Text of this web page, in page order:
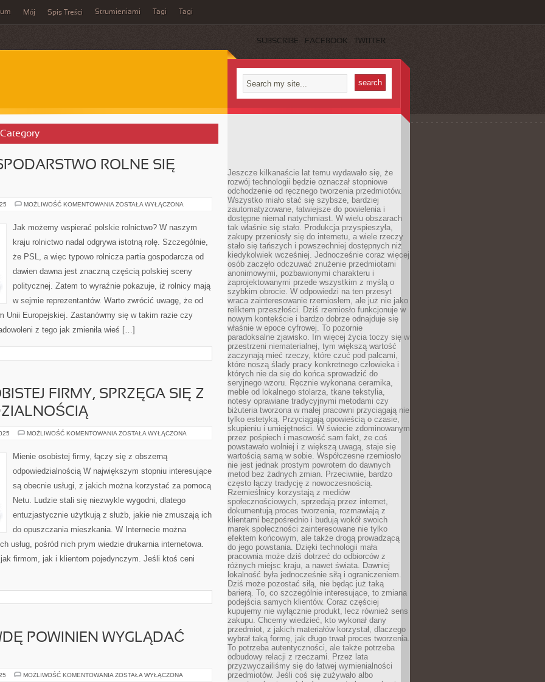
Mój Spis Treści Strumieniami Tagi Tagi
SUBSCRIBE FACEBOOK TWITTER
ROLNE SIĘ
MOŻLIWOŚĆ KOMENTOWANIA CZY
ROLNE
SIĘ
ZOSTAŁA WYŁĄCZONA
Jak możemy wspierać polskie rolnictwo? W naszym
kraju rolnictwo nadal odgrywa istotną rolę. Szczególnie,
że PSL, a więc typowo rolnicza partia gospodarcza od
dawien dawna jest znaczną częścią polskiej sceny
politycznej. Zatem to wyraźnie pokazuje, iż rolnicy mają
w sejmie reprezentantów. Warto zwrócić uwagę, że od
Unii Europejskiej. Zastanówmy się w takim razie czy
z tego jak zmieniła wieś […]
FIRMY, SPRZĘGA SIĘ Z
MOŻLIWOŚĆ KOMENTOWANIA POSIADANIE
SPRZĘGA
SIĘ
DUŻĄ
ZOSTAŁA WYŁĄCZONA
Mienie osobistej firmy, łączy się z obszerną
odpowiedzialnością W największym stopniu interesujące
są obecnie usługi, z jakich można korzystać za pomocą
Netu. Ludzie stali się niezwykle wygodni, dlatego
entuzjastycznie użytkują z służb, jakie nie zmuszają ich
do opuszczania mieszkania. W Internecie można
usług, pośród nich prym wiedzie drukarnia internetowa.
jak firmom, jak i klientom pojedynczym. Jeśli ktoś ceni
POWINIEN WYGLĄDAĆ
MOŻLIWOŚĆ KOMENTOWANIA JAK
ZOSTAŁA WYŁĄCZONA
Jeszcze kilkanaście lat temu wydawało się, że
rozwój technologii będzie oznaczał stopniowe
odchodzenie od ręcznego tworzenia przedmiotów.
Wszystko miało stać się szybsze, bardziej
zautomatyzowane, łatwiejsze do powielenia i
dostępne niemal natychmiast. W wielu obszarach
tak właśnie się stało. Produkcja przyspieszyła,
zakupy przeniosły się do internetu, a wiele rzeczy
stało się tańszych i powszechniej dostępnych niż
kiedykolwiek wcześniej. Jednocześnie coraz więcej
osób zaczęło odczuwać znużenie przedmiotami
anonimowymi, pozbawionymi charakteru i
zaprojektowanymi przede wszystkim z myślą o
szybkim obrocie. W odpowiedzi na ten przesyt
wraca zainteresowanie rzemiosłem, ale już nie jako
reliktem przeszłości. Dziś rzemiosło funkcjonuje w
nowym kontekście i bardzo dobrze odnajduje się
właśnie w epoce cyfrowej. To pozornie
paradoksalne zjawisko. Im więcej życia toczy się w
przestrzeni niematerialnej, tym większą wartość
zaczynają mieć rzeczy, które czuć pod palcami,
które noszą ślady pracy konkretnego człowieka i
których nie da się do końca sprowadzić do
seryjnego wzoru. Ręcznie wykonana ceramika,
meble od lokalnego stolarza, tkane tekstylia,
notesy oprawiane tradycyjnymi metodami czy
biżuteria tworzona w małej pracowni przyciągają nie
tylko estetyką. Przyciągają opowieścią o czasie,
skupieniu i umiejętności. W świecie zdominowanym
przez pośpiech i masowość sam fakt, że coś
powstawało wolniej i z większą uwagą, staje się
wartością samą w sobie. Współczesne rzemiosło
nie jest jednak prostym powrotem do dawnych
metod bez żadnych zmian. Przeciwnie, bardzo
często łączy tradycję z nowoczesnością.
Rzemieślnicy korzystają z mediów
społecznościowych, sprzedają przez internet,
dokumentują proces tworzenia, rozmawiają z
klientami bezpośrednio i budują wokół swoich
marek społeczności zainteresowane nie tylko
efektem końcowym, ale także drogą prowadzącą
do jego powstania. Dzięki technologii mała
pracownia może dziś dotrzeć do odbiorców z
różnych miejsc kraju, a nawet świata. Dawniej
lokalność była jednocześnie siłą i ograniczeniem.
Dziś może pozostać siłą, nie będąc już taką
barierą. To, co szczególnie interesujące, to zmiana
podejścia samych klientów. Coraz częściej
kupujemy nie wyłącznie produkt, lecz również sens
zakupu. Chcemy wiedzieć, kto wykonał dany
przedmiot, z jakich materiałów korzystał, dlaczego
wybrał taką formę, jak długo trwał proces tworzenia.
To potrzeba autentyczności, ale także potrzeba
odbudowy relacji z rzeczami. Przez lata
przyzwyczailiśmy się do łatwej wymienialności
przedmiotów. Jeśli coś się zużywało albo